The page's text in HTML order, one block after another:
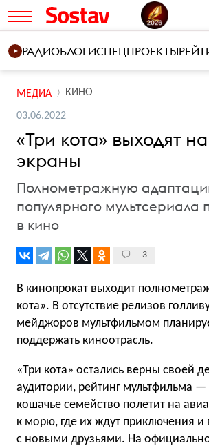
РАДИОБЛОГИСПЕЦПРОЕКТЫ
МЕДИА КИНО
03.06.2022
«Три кота» выходят
экраны
Полнометражную
популярного мультсериала
в кино
3
В кинопрокат выходит
кота». В отсутствие релизов
мейджоров мультфильмом
поддержать киноотрасль.
«Три кота» остались верны своей
аудитории, рейтинг мультфильма —
кошачье семейство полетит на
к морю, где их ждут приключения и
с новыми друзьями. На